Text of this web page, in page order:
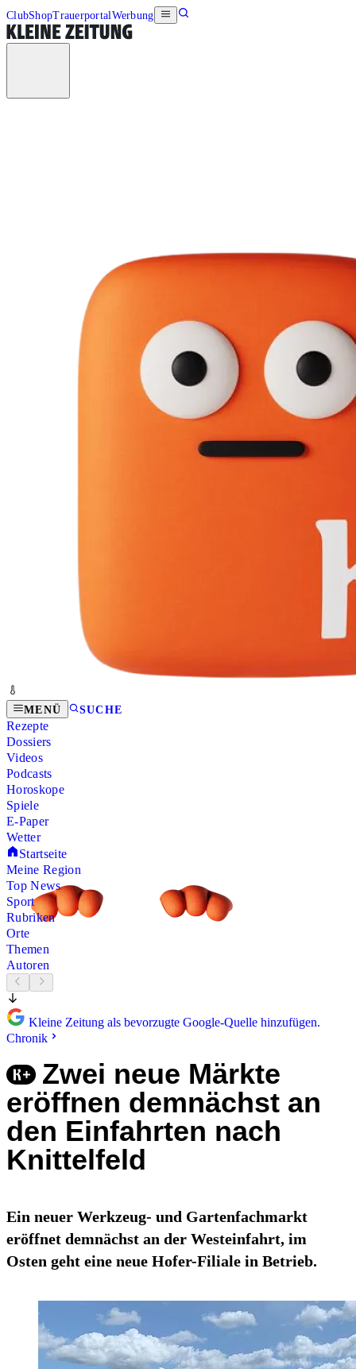
ClubShopTrauerportalWerbung
MENÜ SUCHE
Rezepte
Dossiers
Videos
Podcasts
Horoskope
Spiele
E-Paper
Wetter
Startseite
Meine Region
Top News
Sport
Rubriken
Orte
Themen
Autoren
Kleine Zeitung als bevorzugte Google-Quelle hinzufügen.
Chronik
Zwei neue Märkte
eröffnen demnächst an
den Einfahrten nach
Knittelfeld
Ein neuer Werkzeug- und Gartenfachmarkt
eröffnet demnächst an der Westeinfahrt, im
Osten geht eine neue Hofer-Filiale in Betrieb.